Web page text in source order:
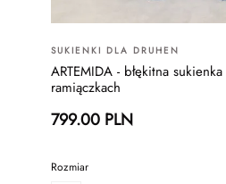
SUKIENKI DLA DRUHEN
ARTEMIDA - błękitna
ramiączkach
799.00 PLN
Rozmiar